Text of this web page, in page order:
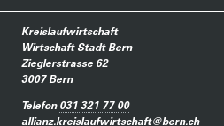
Kreislaufwirtschaft
Wirtschaft Stadt Bern
Zieglerstrasse 62
3007 Bern
Telefon031 321 77 00
allianz.kreislaufwirtschaft@bern.ch